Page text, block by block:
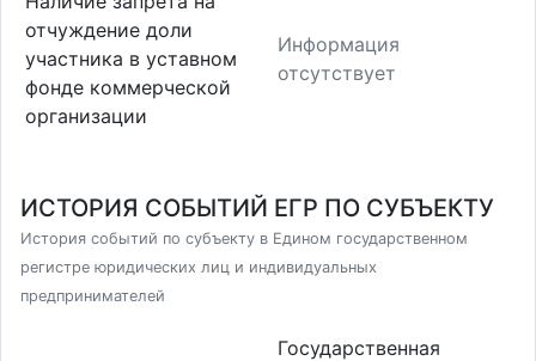
отчуждение доли
участника в уставном
фонде коммерческой
организации
Информация
отсутствует
ИСТОРИЯ СОБЫТИЙ ЕГР ПО СУБЪЕКТУ
История событий по субъекту в Едином государственном
регистре юридических лиц и индивидуальных
предпринимателей
Государственная